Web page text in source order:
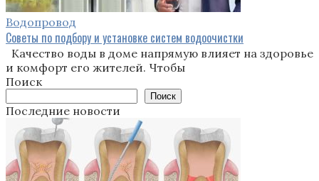
Водопровод
Советы по подбору и установке систем водоочистки
Качество воды в доме напрямую влияет на здоровье
и комфорт его жителей. Чтобы
Поиск
Поиск
Последние новости